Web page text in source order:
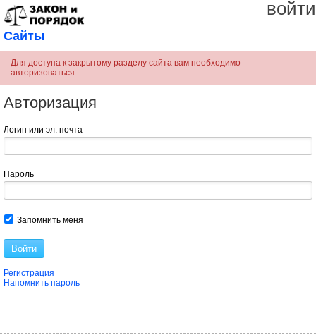
войти
Сайты
Для доступа к закрытому разделу сайта вам необходимо
авторизоваться.
Авторизация
Логин или эл. почта
Пароль
Запомнить меня
Войти
Регистрация
Напомнить пароль